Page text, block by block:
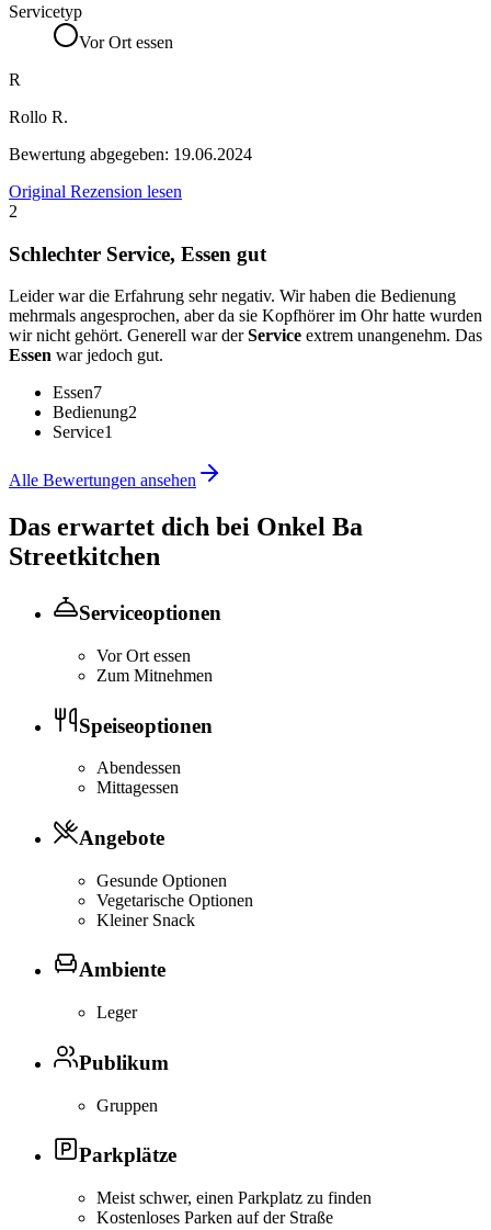
Servicetyp
Vor Ort essen
R
Rollo R.
Bewertung abgegeben: 19.06.2024
Original Rezension lesen
2
Schlechter Service, Essen gut
Leider war die Erfahrung sehr negativ. Wir haben die Bedienung
mehrmals angesprochen, aber da sie Kopfhörer im Ohr hatte wurden
wir nicht gehört. Generell war derService extrem unangenehm. Das
Essen war jedoch gut.
Essen7
Bedienung2
Service1
Alle Bewertungen ansehen
Das erwartet dich bei Onkel Ba
Streetkitchen
Serviceoptionen
Vor Ort essen
Zum Mitnehmen
Speiseoptionen
Abendessen
Mittagessen
Angebote
Gesunde Optionen
Vegetarische Optionen
Kleiner Snack
Ambiente
Leger
Publikum
Gruppen
Parkplätze
Meist schwer, einen Parkplatz zu finden
Kostenloses Parken auf der Straße